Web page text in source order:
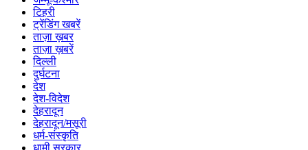
टिहरी
ट्रेंडिंग खबरें
ताज़ा ख़बर
ताज़ा ख़बरें
दिल्ली
दुर्घटना
देश
देश-विदेश
देहरादून
देहरादून/मसूरी
धर्म-संस्कृति
धामी सरकार